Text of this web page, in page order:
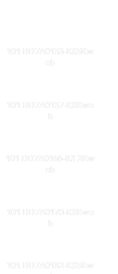
101 DD7A0153-KS5Kw
eb
101 DD7A0157-KSKwe
b
101 DD7A0166-KS 2Kw
eb
101 DD7A0170-KSKwe
b
101 DD7A0182-KS5Kw